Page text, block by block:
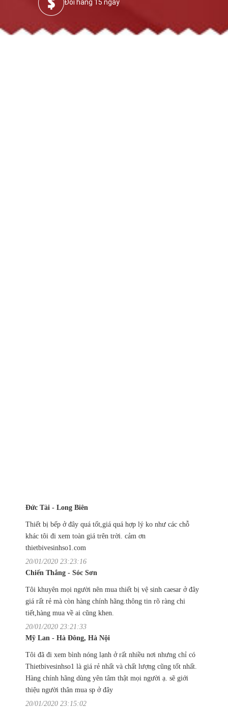
Đổi hàng 15 ngày
Đức Tài - Long Biên
Thiết bị bếp ở đây quá tốt,giá quá hợp lý ko như các chỗ
khác tôi đi xem toàn giá trên trời. cảm ơn
thietbivesinhso1.com
20/01/2020 23:23:16
Chiến Thắng - Sóc Sơn
Tôi khuyên mọi người nên mua thiết bị vệ sinh caesar ở đây
giá rất rẻ mà còn hàng chính hãng.thông tin rõ ràng chi
tiết,hàng mua về ai cũng khen.
20/01/2020 23:21:33
Mỹ Lan - Hà Đông, Hà Nội
Tôi đã đi xem bình nóng lạnh ở rất nhiều nơi nhưng chỉ có
Thietbivesinhso1 là giá rẻ nhất và chất lượng cũng tốt nhất.
Hàng chính hãng dùng yên tâm thật mọi người ạ. sẽ giới
thiệu người thân mua sp ở đây
20/01/2020 23:15:02